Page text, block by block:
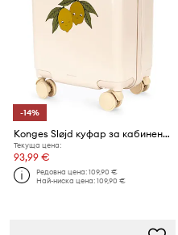
-14%
Konges Sløjd куфар за кабинен багаж TRAVEL SUITCASE
Текуща цена:
93,99 €
Редовна цена:109,90 €
Най-ниска цена:109,90 €